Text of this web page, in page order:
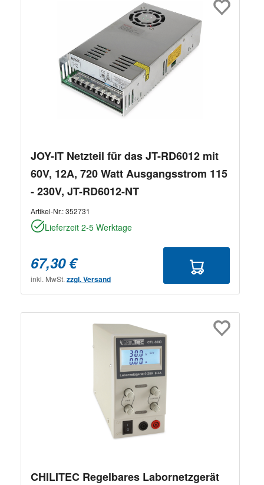
JOY-IT Netzteil für das JT-RD6012 mit
60V, 12A, 720 Watt Ausgangsstrom 115
- 230V, JT-RD6012-NT
Artikel-Nr.:352731
Lieferzeit 2-5 Werktage
67,30 €
inkl. MwSt. zzgl. Versand
CHILITEC Regelbares Labornetzgerät